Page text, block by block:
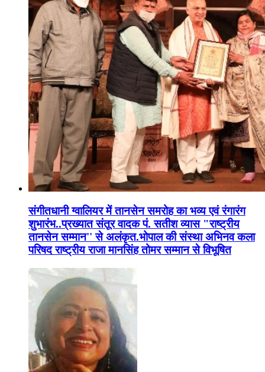
संगीतधानी ग्वालियर में तानसेन समरोह का भव्य एवं रंगारंग
शुभारंभ..प्रख्यात संतूर वादक पं. सतीश व्यास "राष्ट्रीय
तानसेन सम्मान'' से अलंकृत.भोपाल की संस्था अभिनव कला
परिषद राष्ट्रीय राजा मानसिंह तोमर सम्मान से विभूषित